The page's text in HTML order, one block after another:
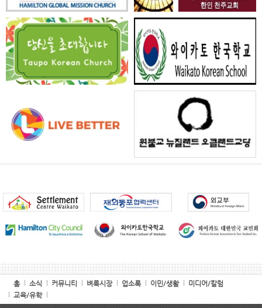
홈 소식 커뮤니티 벼룩시장 업소록 이민/생활
미디어/칼럼
교육/유학